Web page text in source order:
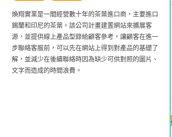
煥翔實業是一間經營數十年的茶葉進口商，主要進口
錫蘭和印尼的茶葉。該公司計畫建置網站來擴展客
源，並提供線上產品型錄給顧客參考，讓顧客在進一
步聯絡客服前，可以先在網站上得到對產品的基礎了
解，並減少在後續聯絡時因為缺少可供對照的圖片、
文字而造成的時間浪費。